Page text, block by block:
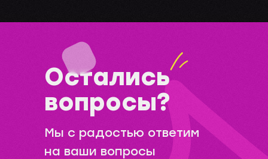
Остались
вопросы?
Мы с радостью ответим
на ваши вопросы